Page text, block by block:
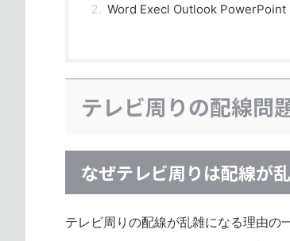
Word Execl Outlook PowerPoint
テレビ周りの配線問
なぜテレビ周りは配線が
テレビ周りの配線が乱雑になる理由